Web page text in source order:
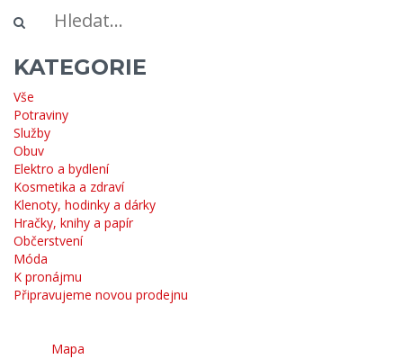
KATEGORIE
Vše
Potraviny
Služby
Obuv
Elektro a bydlení
Kosmetika a zdraví
Klenoty, hodinky a dárky
Hračky, knihy a papír
Občerstvení
Móda
K pronájmu
Připravujeme novou prodejnu
Mapa